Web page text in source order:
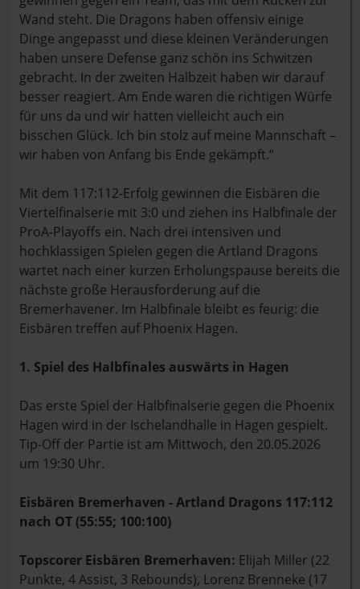
Wand steht. Die Dragons haben offensiv einige
Dinge angepasst und diese kleinen Veränderungen
haben unsere Defense ganz schön ins Schwitzen
gebracht. In der zweiten Halbzeit haben wir darauf
besser reagiert. Am Ende waren die richtigen Würfe
für uns da und wir hatten vielleicht auch ein
bisschen Glück. Ich bin stolz auf meine Mannschaft –
wir haben von Anfang bis Ende gekämpft.“
Mit dem 117:112-Erfolg gewinnen die Eisbären die
Viertelfinalserie mit 3:0 und ziehen ins Halbfinale der
ProA-Playoffs ein. Nach drei intensiven und
hochklassigen Spielen gegen die Artland Dragons
wartet nach einer kurzen Erholungspause bereits die
nächste große Herausforderung auf die
Bremerhavener. Im Halbfinale bleibt es feurig: die
Eisbären treffen auf Phoenix Hagen.
1. Spiel des Halbfinales auswärts in Hagen
Das erste Spiel der Halbfinalserie gegen die Phoenix
Hagen wird in der Ischelandhalle in Hagen gespielt.
Tip-Off der Partie ist am Mittwoch, den 20.05.2026
um 19:30 Uhr.
Eisbären Bremerhaven - Artland Dragons 117:112
nach OT (55:55; 100:100)
Topscorer Eisbären Bremerhaven: Elijah Miller (22
Punkte, 4 Assist, 3 Rebounds), Lorenz Brenneke (17